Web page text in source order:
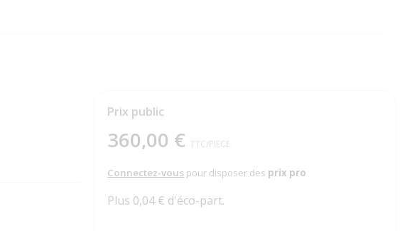
Prix public
360,00 € TTC/PIECE
Connectez-vous pour disposer des prix pro
Plus 0,04 € d'éco-part.